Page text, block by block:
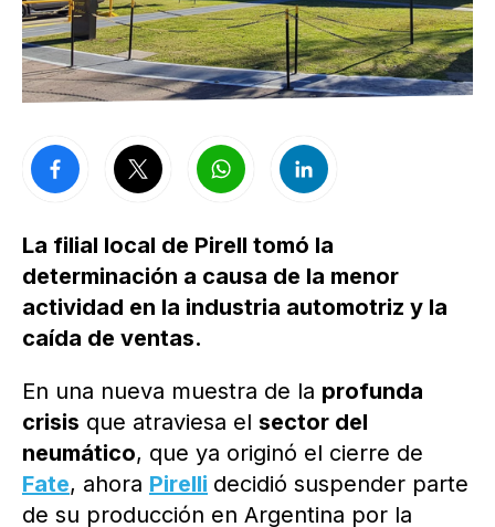
La filial local de Pirell tomó la
determinación a causa de la menor
actividad en la industria automotriz y la
caída de ventas.
En una nueva muestra de la profunda
crisis que atraviesa el sector del
neumático, que ya originó el cierre de
Fate, ahora Pirelli decidió suspender parte
de su producción en Argentina por la